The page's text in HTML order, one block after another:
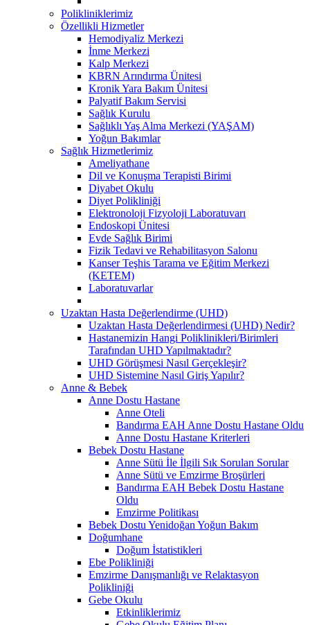
Polikliniklerimiz
Özellikli Hizmetler
Hemodiyaliz Merkezi
İnme Merkezi
Kalp Merkezi
KBRN Arındırma Ünitesi
Kronik Yara Bakım Ünitesi
Palyatif Bakım Servisi
Sağlık Kurulu
Sağlıklı Yaş Alma Merkezi (YAŞAM)
Yoğun Bakımlar
Sağlık Hizmetlerimiz
Ameliyathane
Dil ve Konuşma Terapisti Birimi
Diyabet Okulu
Diyet Polikliniği
Elektronoloji Fizyoloji Laboratuvarı
Endoskopi Ünitesi
Evde Sağlık Birimi
Fizik Tedavi ve Rehabilitasyon Salonu
Kanser Teşhis Tarama ve Eğitim Merkezi
(KETEM)
Laboratuvarlar
Uzaktan Hasta Değerlendirme (UHD)
Uzaktan Hasta Değerlendirmesi (UHD) Nedir?
Hastanemizin Hangi Poliklinikleri/Birimleri
Tarafından UHD Yapılmaktadır?
UHD Görüşmesi Nasıl Gerçekleşir?
UHD Sistemine Nasıl Giriş Yapılır?
Anne & Bebek
Anne Dostu Hastane
Anne Oteli
Bandırma EAH Anne Dostu Hastane Oldu
Anne Dostu Hastane Kriterleri
Bebek Dostu Hastane
Anne Sütü İle İlgili Sık Sorulan Sorular
Anne Sütü ve Emzirme Broşürleri
Bandırma EAH Bebek Dostu Hastane
Oldu
Emzirme Politikası
Bebek Dostu Yenidoğan Yoğun Bakım
Doğumhane
Doğum İstatistikleri
Ebe Polikliniği
Emzirme Danışmanlığı ve Relaktasyon
Polikliniği
Gebe Okulu
Etkinliklerimiz